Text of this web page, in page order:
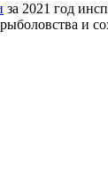
за 2021 год
рыболовства